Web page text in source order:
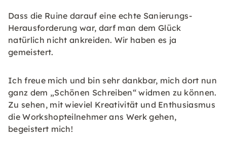
Dass die Ruine darauf eine echte Sanierungs-
Herausforderung war, darf man dem Glück
natürlich nicht ankreiden. Wir haben es ja
gemeistert.
Ich freue mich und bin sehr dankbar, mich dort nun
ganz dem „Schönen Schreiben“ widmen zu können.
Zu sehen, mit wieviel Kreativität und Enthusiasmus
die Workshopteilnehmer ans Werk gehen,
begeistert mich!